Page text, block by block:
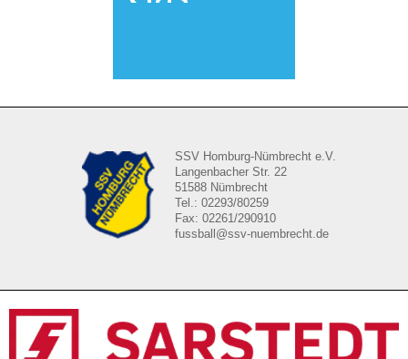
SSV Homburg-Nümbrecht e.V.
Langenbacher Str. 22
51588 Nümbrecht
Tel.: 02293/80259
Fax: 02261/290910
fussball@ssv-nuembrecht.de